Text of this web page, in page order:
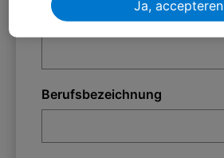
Unternehmensname *
Berufsbezeichnung
Ja, accepteren